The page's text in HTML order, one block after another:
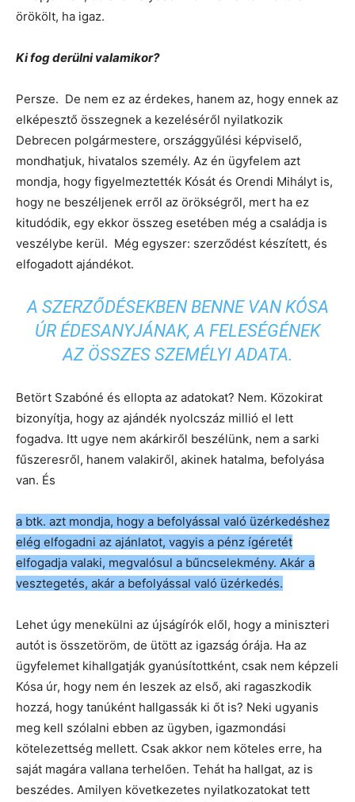
örökölt, ha igaz.
Ki fog derülni valamikor?
Persze. De nem ez az érdekes, hanem az, hogy ennek az
elképesztő összegnek a kezeléséről nyilatkozik
Debrecen polgármestere, országgyűlési képviselő,
mondhatjuk, hivatalos személy. Az én ügyfelem azt
mondja, hogy figyelmeztették Kósát és Orendi Mihályt is,
hogy ne beszéljenek erről az örökségről, mert ha ez
kitudódik, egy ekkor összeg esetében még a családja is
veszélybe kerül. Még egyszer: szerződést készített, és
elfogadott ajándékot.
A SZERZŐDÉSEKBEN BENNE VAN KÓSA
ÚR ÉDESANYJÁNAK, A FELESÉGÉNEK
AZ ÖSSZES SZEMÉLYI ADATA.
Betört Szabóné és ellopta az adatokat? Nem. Közokirat
bizonyítja, hogy az ajándék nyolcszáz millió el lett
fogadva. Itt ugye nem akárkiről beszélünk, nem a sarki
fűszeresről, hanem valakiről, akinek hatalma, befolyása
van. És
a btk. azt mondja, hogy a befolyással való üzérkedéshez
elég elfogadni az ajánlatot, vagyis a pénz ígéretét
elfogadja valaki, megvalósul a bűncselekmény. Akár a
vesztegetés, akár a befolyással való üzérkedés.
Lehet úgy menekülni az újságírók elől, hogy a miniszteri
autót is összetöröm, de ütött az igazság órája. Ha az
ügyfelemet kihallgatják gyanúsítottként, csak nem képzeli
Kósa úr, hogy nem én leszek az első, aki ragaszkodik
hozzá, hogy tanúként hallgassák ki őt is? Neki ugyanis
meg kell szólalni ebben az ügyben, igazmondási
kötelezettség mellett. Csak akkor nem köteles erre, ha
saját magára vallana terhelően. Tehát ha hallgat, az is
beszédes. Amilyen következetes nyilatkozatokat tett